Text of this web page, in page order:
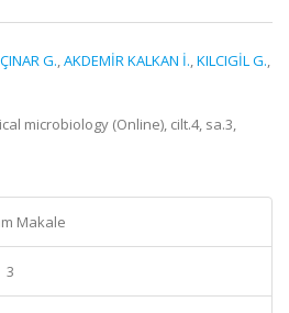
ÇINAR G.,AKDEMİR KALKAN İ.,KILCIGİL G.,
microbiology (Online), cilt.4, sa.3,
Makale
3